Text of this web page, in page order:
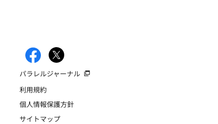
パラレルジャーナル
利用規約
個人情報保護方針
サイトマップ